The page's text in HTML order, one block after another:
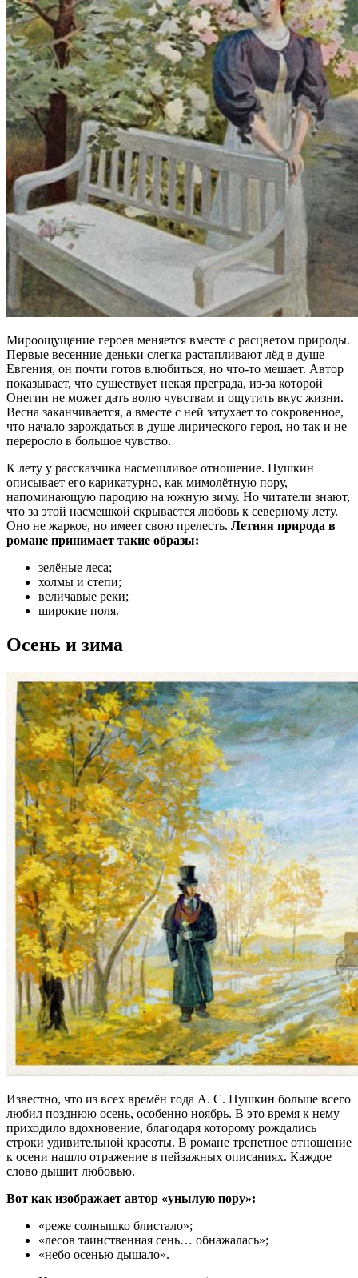
Мироощущение героев меняется вместе с расцветом природы.
Первые весенние деньки слегка растапливают лёд в душе
Евгения, он почти готов влюбиться, но что-то мешает. Автор
показывает, что существует некая преграда, из-за которой
Онегин не может дать волю чувствам и ощутить вкус жизни.
Весна заканчивается, а вместе с ней затухает то сокровенное,
что начало зарождаться в душе лирического героя, но так и не
переросло в большое чувство.
К лету у рассказчика насмешливое отношение. Пушкин
описывает его карикатурно, как мимолётную пору,
напоминающую пародию на южную зиму. Но читатели знают,
что за этой насмешкой скрывается любовь к северному лету.
Оно не жаркое, но имеет свою прелесть. Летняя природа в
романе принимает такие образы:
зелёные леса;
холмы и степи;
величавые реки;
широкие поля.
Осень и зима
Известно, что из всех времён года А. С. Пушкин больше всего
любил позднюю осень, особенно ноябрь. В это время к нему
приходило вдохновение, благодаря которому рождались
строки удивительной красоты. В романе трепетное отношение
к осени нашло отражение в пейзажных описаниях. Каждое
слово дышит любовью.
Вот как изображает автор «унылую пору»:
«реже солнышко блистало»;
«лесов таинственная сень… обнажалась»;
«небо осенью дышало».